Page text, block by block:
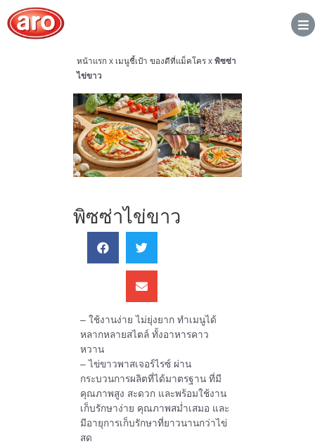
หน้าแรกx เมนูชี้เป้า ของดีที่แม็คโครx พิซซ่า
ไข่ขาว
พิซซ่าไข่ขาว
– ใช้งานง่าย ไม่ยุ่งยาก ทำเมนูได้
หลากหลายสไตล์ ทั้งอาหารคาว
หวาน
– ไข่ขาวพาสเจอร์ไรซ์ ผ่าน
กระบวนการผลิตที่ได้มาตรฐาน ที่มี
คุณภาพสูง สะดวก และพร้อมใช้งาน
เก็บรักษาง่าย คุณภาพสม่ำเสมอ และ
มีอายุการเก็บรักษาที่ยาวนานกว่าไข่
สด